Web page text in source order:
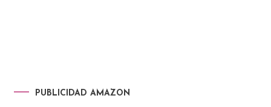
PUBLICIDAD AMAZON